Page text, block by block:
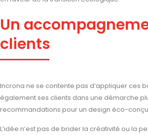
Un
clients
Incrona ne se contente pas d’appliquer ces
également ses clients dans une démarche
recommandations pour un design éco-
L’idée n’est pas de brider la créativité ou la